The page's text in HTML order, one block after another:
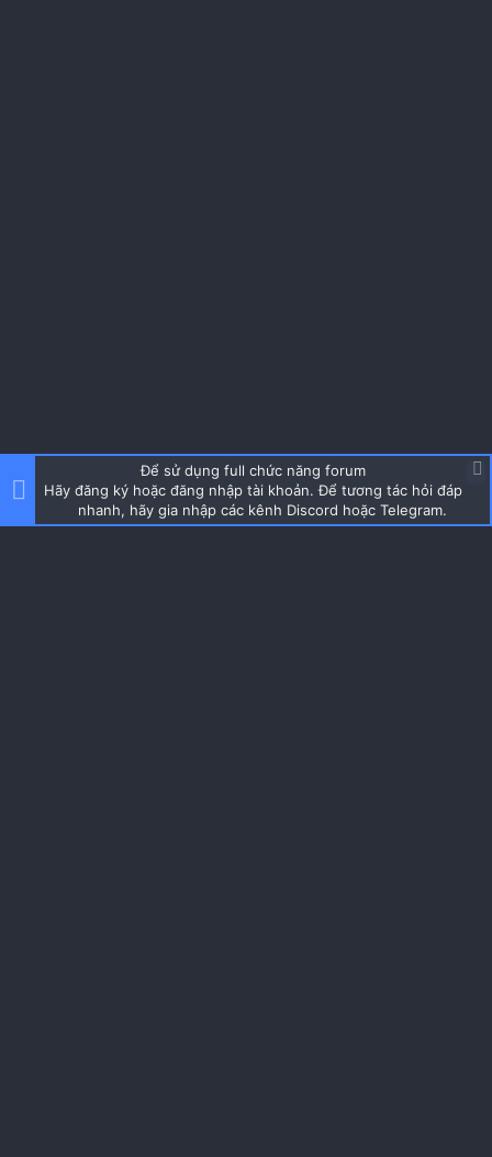
Để sử dụng full chức năng forum
Hãy đăng ký hoặc đăng nhập tài khoản. Để tương tác hỏi đáp
nhanh, hãy gia nhập các kênh Discord hoặc Telegram.